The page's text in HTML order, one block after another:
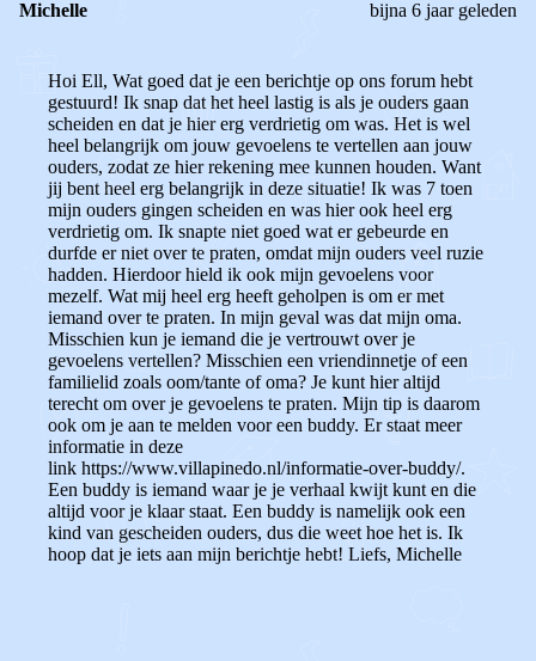
Michelle bijna 6 jaar geleden
Hoi Ell, Wat goed dat je een berichtje op ons forum hebt
gestuurd! Ik snap dat het heel lastig is als je ouders gaan
scheiden en dat je hier erg verdrietig om was. Het is wel
heel belangrijk om jouw gevoelens te vertellen aan jouw
ouders, zodat ze hier rekening mee kunnen houden. Want
jij bent heel erg belangrijk in deze situatie! Ik was 7 toen
mijn ouders gingen scheiden en was hier ook heel erg
verdrietig om. Ik snapte niet goed wat er gebeurde en
durfde er niet over te praten, omdat mijn ouders veel ruzie
hadden. Hierdoor hield ik ook mijn gevoelens voor
mezelf. Wat mij heel erg heeft geholpen is om er met
iemand over te praten. In mijn geval was dat mijn oma.
Misschien kun je iemand die je vertrouwt over je
gevoelens vertellen? Misschien een vriendinnetje of een
familielid zoals oom/tante of oma? Je kunt hier altijd
terecht om over je gevoelens te praten. Mijn tip is daarom
ook om je aan te melden voor een buddy. Er staat meer
informatie in deze
link https://www.villapinedo.nl/informatie-over-buddy/.
Een buddy is iemand waar je je verhaal kwijt kunt en die
altijd voor je klaar staat. Een buddy is namelijk ook een
kind van gescheiden ouders, dus die weet hoe het is. Ik
hoop dat je iets aan mijn berichtje hebt! Liefs, Michelle